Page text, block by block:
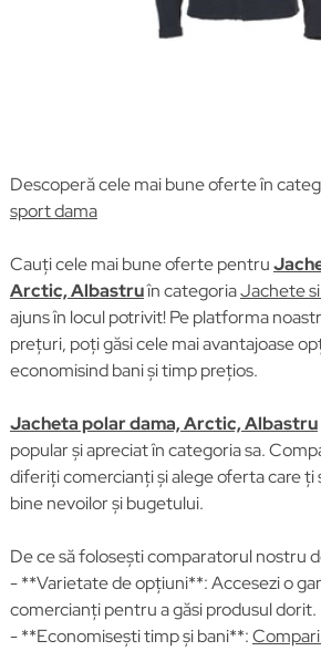
Descoperă cele mai bune oferte în
sport dama
Cauți cele mai bune oferte pentru
Arctic, Albastruîn categoriaJachete
ajuns în locul potrivit! Pe platforma
prețuri, poți găsi cele mai avantajoase
economisind bani și timp prețios.
Jacheta polar dama, Arctic, Albastru
popular și apreciat în categoria sa.
diferiți comercianți și alege oferta care ți
bine nevoilor și bugetului.
De ce să folosești comparatorul nostru
- **Varietate de opțiuni**: Accesezi o
comercianți pentru a găsi produsul dorit.
- **Economisești timp și bani**: